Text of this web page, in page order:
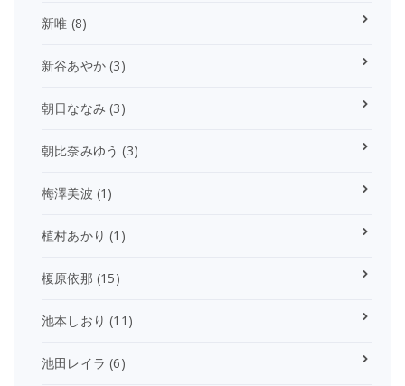
新唯 (8)
新谷あやか (3)
朝日ななみ (3)
朝比奈みゆう (3)
梅澤美波 (1)
植村あかり (1)
榎原依那 (15)
池本しおり (11)
池田レイラ (6)